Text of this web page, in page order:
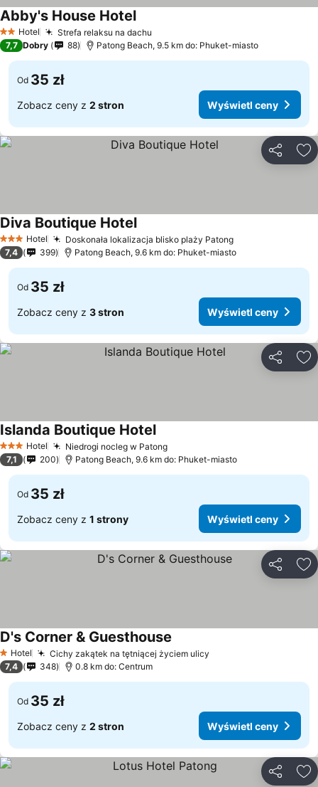
2 Kategoria
Hotel Strefa relaksu na dachu
Abby's House Hotel
7,7 Dobry 88 Patong Beach, 9.5 km do: Phuket-miasto
Od 35 zł
Zobacz ceny z 2 stron Wyświetl ceny
3 Kategoria
Hotel Doskonała lokalizacja blisko plaży Patong
Diva Boutique Hotel
7,4 399 Patong Beach, 9.6 km do: Phuket-miasto
Od 35 zł
Zobacz ceny z 3 stron Wyświetl ceny
3 Kategoria
Hotel Niedrogi nocleg w Patong
Islanda Boutique Hotel
7,1 200 Patong Beach, 9.6 km do: Phuket-miasto
Od 35 zł
Zobacz ceny z 1 strony Wyświetl ceny
1 Kategoria
Hotel Cichy zakątek na tętniącej życiem ulicy
D's Corner & Guesthouse
7,4 348 0.8 km do: Centrum
Od 35 zł
Zobacz ceny z 2 stron Wyświetl ceny